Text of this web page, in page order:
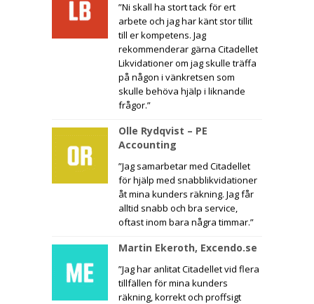
”Ni skall ha stort tack för ert
arbete och jag har känt stor tillit
till er kompetens. Jag
rekommenderar gärna Citadellet
Likvidationer om jag skulle träffa
på någon i vänkretsen som
skulle behöva hjälp i liknande
frågor.”
Olle Rydqvist – PE
Accounting
”Jag samarbetar med Citadellet
för hjälp med snabblikvidationer
åt mina kunders räkning. Jag får
alltid snabb och bra service,
oftast inom bara några timmar.”
Martin Ekeroth, Excendo.se
”Jag har anlitat Citadellet vid flera
tillfällen för mina kunders
räkning, korrekt och proffsigt